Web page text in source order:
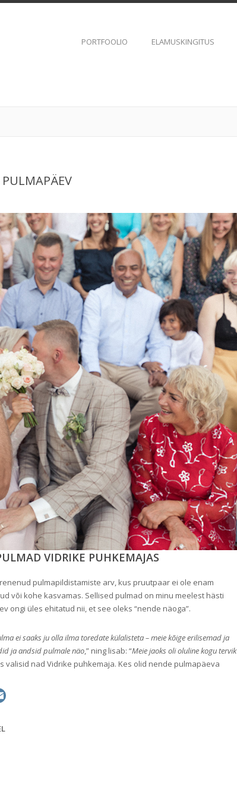
PORTFOOLIO ELAMUSKINGITUS
PULMAPÄEV
VIDRIKE PUHKEMAJAS
pulmapildistamiste arv, kus pruutpaar ei ole enam
või kohe kasvamas. Sellised pulmad on minu meelest hästi
ongi üles ehitatud nii, et see oleks “nende näoga”.
ei saaks ju olla ilma toredate külalisteta – meie kõige erilisemad ja
ja andsid pulmale näo,” ning lisab: “Meie jaoks oli oluline kogu tervik
valisid nad Vidrike puhkemaja. Kes olid nende pulmapäeva